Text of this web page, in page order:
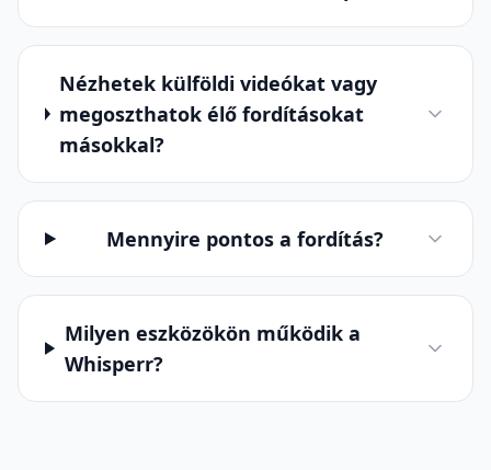
Nézhetek külföldi videókat vagy
megoszthatok élő fordításokat
másokkal?
Mennyire pontos a fordítás?
Milyen eszközökön működik a
Whisperr?